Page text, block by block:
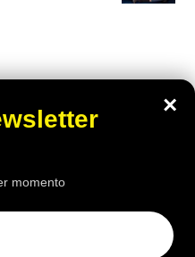
Uma reflexão de
luxo | Por João
×
momento